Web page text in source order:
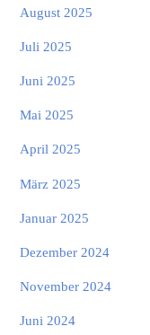
August 2025
Juli 2025
Juni 2025
Mai 2025
April 2025
März 2025
Januar 2025
Dezember 2024
November 2024
Juni 2024